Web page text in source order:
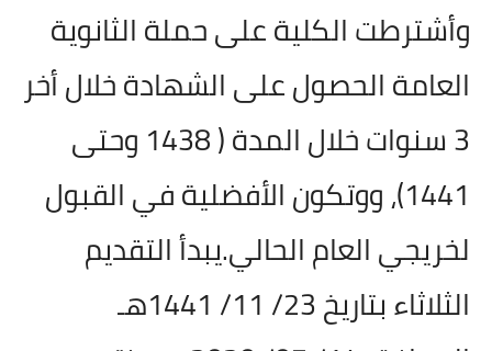
وأشترطت الكلية على حملة الثانوية
العامة الحصول على الشهادة خلال أخر
3 سنوات خلال المدة ( 1438 وحتى
1441)، ووتكون الأفضلية في القبول
لخريجي العام الحالي.يبدأ التقديم
الثلاثاء بتاريخ 23/ 11/ 1441هـ